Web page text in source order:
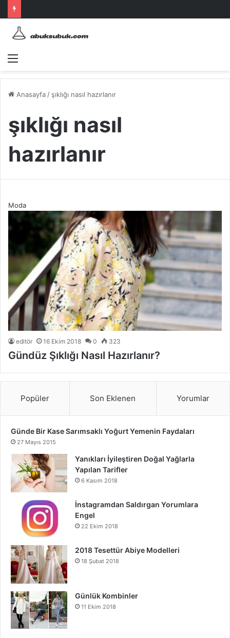
Menü
Anasayfa / şıklığı nasıl hazırlanır
şıklığı nasıl
hazırlanır
Moda
editör 16 Ekim 2018 0 323
Gündüz Şıklığı Nasıl Hazırlanır?
Popüler Son Eklenen Yorumlar
Günde Bir Kase Sarımsaklı Yoğurt Yemenin Faydaları
27 Mayıs 2015
Yanıkları İyileştiren Doğal Yağlarla
Yapılan Tarifler
6 Kasım 2018
İnstagramdan Saldırgan Yorumlara
Engel
22 Ekim 2018
2018 Tesettür Abiye Modelleri
18 Şubat 2018
Günlük Kombinler
11 Ekim 2018